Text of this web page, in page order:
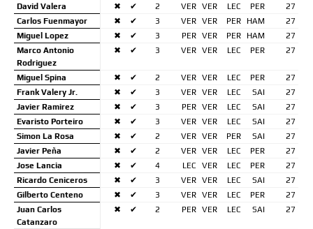
David Valera
✖ ✔ 2 VER VER LEC PER
27
Carlos Fuenmayor
✖ ✔ 3 VER VER PER HAM
27
Miguel Lopez
✖ ✔ 3 PER VER PER HAM
27
Marco Antonio
Rodriguez
✖ ✔ 3 VER VER LEC PER 27
Miguel Spina ✖ ✔ 2 VER VER LEC PER
27
Frank Valery Jr.
✖ ✔ 3 VER VER LEC SAI
27
Javier Ramirez
✖ ✔ 3 PER VER LEC SAI
27
Evaristo Porteiro
✖ ✔ 3 VER VER LEC SAI
27
Simon La Rosa
✖ ✔ 2 VER VER PER SAI
27
Javier Peña
✖ ✔ 2 VER VER LEC PER
27
Jose Lancia
✖ ✔ 4 LEC VER LEC PER
27
Ricardo Ceniceros
✖ ✔ 3 VER VER LEC SAI
27
Gilberto Centeno
✖ ✔ 3 VER VER LEC PER
27
Juan Carlos
Catanzaro
✖ ✔ 2 PER VER LEC SAI 27